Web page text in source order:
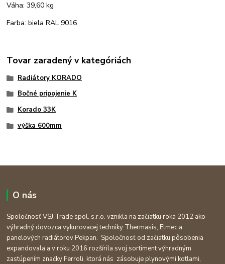
Váha: 39,60 kg
Farba: biela RAL 9016
Tovar zaradený v kategóriách
Radiátory KORADO
Bočné pripojenie K
Korado 33K
výška 600mm
O nás
Spoločnosť VSJ Trade spol. s.r.o. vznikla na začiatku roka 2012 ako
výhradný dovozca vykurovacej techniky Thermasis, Elmec a
panelových radiátorov Pekpan. Spoločnosť od začiatku pôsobenia
expandovala a v roku 2016 rozšírila svoj sortiment výhradným
zastúpením značky Ferroli, ktorá nás zásobuje plynovými kotlami,